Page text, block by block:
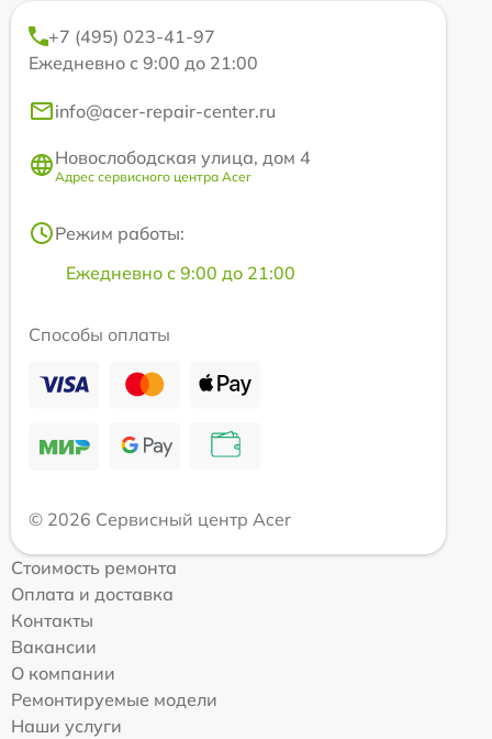
+7 (495) 023-41-97
Ежедневно с 9:00 до 21:00
info@acer-repair-center.ru
Новослободская улица, дом 4
Адрес сервисного центра Acer
Режим работы:
Ежедневно с 9:00 до 21:00
Способы оплаты
© 2026 Сервисный центр Acer
Стоимость ремонта
Оплата и доставка
Контакты
Вакансии
О компании
Ремонтируемые модели
Наши услуги